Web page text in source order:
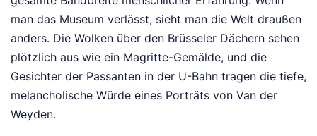
man das Museum verlässt, sieht man die Welt draußen
anders. Die Wolken über den Brüsseler Dächern sehen
plötzlich aus wie ein Magritte-Gemälde, und die
Gesichter der Passanten in der U-Bahn tragen die tiefe,
melancholische Würde eines Porträts von Van der
Weyden.